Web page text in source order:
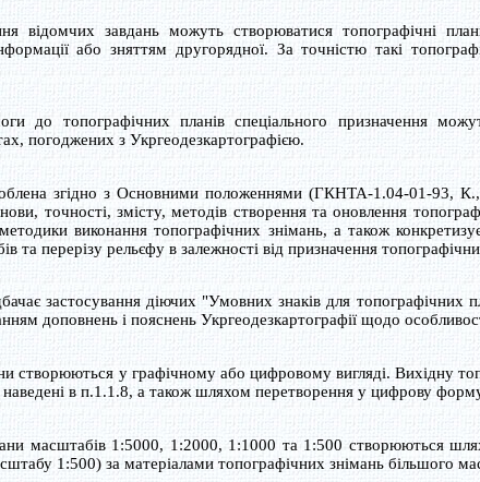
завдань можуть створюватися топографічні плани
або зняттям другорядної. За точністю такі
топографічних планів спеціального призначення
погоджених з Укргеодезкартографією.
згідно з Основними положеннями (ГКНТА-1.04-01-93, К.,
точності, змісту, методів створення та оновлення
виконання топографічних знімань, а також
та перерізу рельєфу в залежності від призначення
застосування діючих "Умовних знаків для топографічних
доповнень і пояснень Укргеодезкартографії щодо
створюються у графічному або цифровому вигляді. Вихідну
в п.1.1.8, а також шляхом перетворення у цифрову
масштабів 1:5000, 1:2000, 1:1000 та 1:500 створюються
1:500) за матеріалами топографічних знімань більшого